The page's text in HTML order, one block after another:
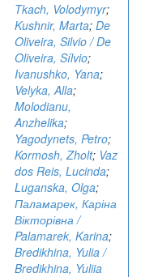
Tkach, Volodymyr;
Kushnir, Marta; De
Oliveira, Silvio / De
Oliveira, Sílvio;
Ivanushko, Yana;
Velyka, Alla;
Molodianu,
Anzhelika;
Yagodynets, Petro;
Kormosh, Zholt; Vaz
dos Reis, Lucinda;
Luganska, Olga;
Паламарек, Каріна
Вікторівна /
Palamarek, Karina;
Bredikhina, Yulia /
Bredikhina, Yuliia